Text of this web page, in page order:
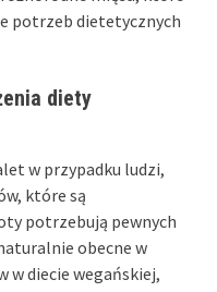
potrzeb dietetycznych
diety
w przypadku ludzi,
które są
potrzebują pewnych
obecne w
w diecie wegańskiej,